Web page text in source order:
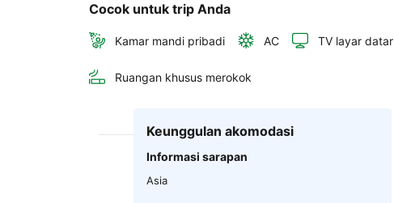
Cocok untuk trip Anda
Kamar mandi pribadi AC TV layar datar
Ruangan khusus merokok
Keunggulan akomodasi
Informasi sarapan
Asia